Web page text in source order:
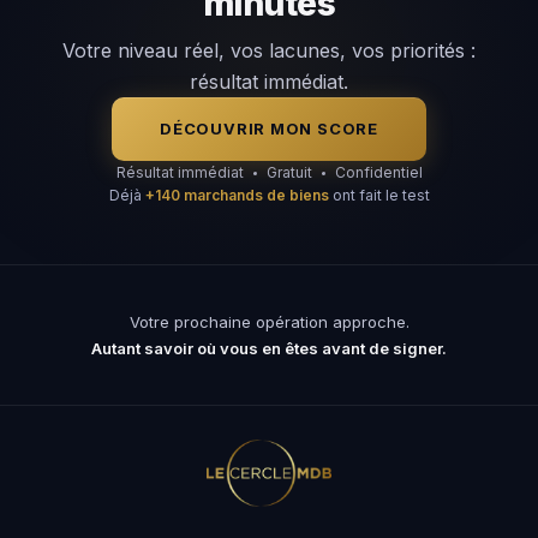
Votre niveau réel, vos lacunes, vos priorités :
résultat immédiat.
DÉCOUVRIR MON SCORE
Résultat immédiat Gratuit
Confidentiel
Déjà +140 marchands de biensont fait le test
Votre prochaine opération approche.
Autant savoir où vous en êtes avant de signer.